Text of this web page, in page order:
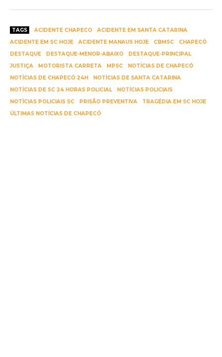
TAGS ACIDENTE CHAPECO
ACIDENTE EM SANTA CATARINA
ACIDENTE EM SC HOJE
ACIDENTE MANAUS HOJE CBMSC
CHAPECÓ
DESTAQUE
DESTAQUE-MENOR-ABAIXO
DESTAQUE-PRINCIPAL
JUSTIÇA
MOTORISTA CARRETA MPSC
NOTÍCIAS DE CHAPECÓ
NOTÍCIAS DE CHAPECÓ 24H
NOTÍCIAS DE SANTA CATARINA
NOTÍCIAS DE SC 24 HORAS POLICIAL
NOTÍCIAS POLICIAIS
NOTÍCIAS POLICIAIS SC
PRISÃO PREVENTIVA
TRAGÉDIA EM SC HOJE
ÚLTIMAS NOTÍCIAS DE CHAPECÓ